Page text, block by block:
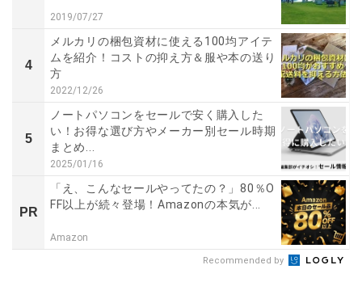
2019/07/27
4
メルカリの梱包資材に使える100均アイテ
ムを紹介！コストの抑え方＆服や本の送り
方
2022/12/26
5
ノートパソコンをセールで安く購入した
い！お得な選び方やメーカー別セール時期
まとめ...
2025/01/16
PR
「え、こんなセールやってたの？」80％O
FF以上が続々登場！Amazonの本気が...
Amazon
Recommended by